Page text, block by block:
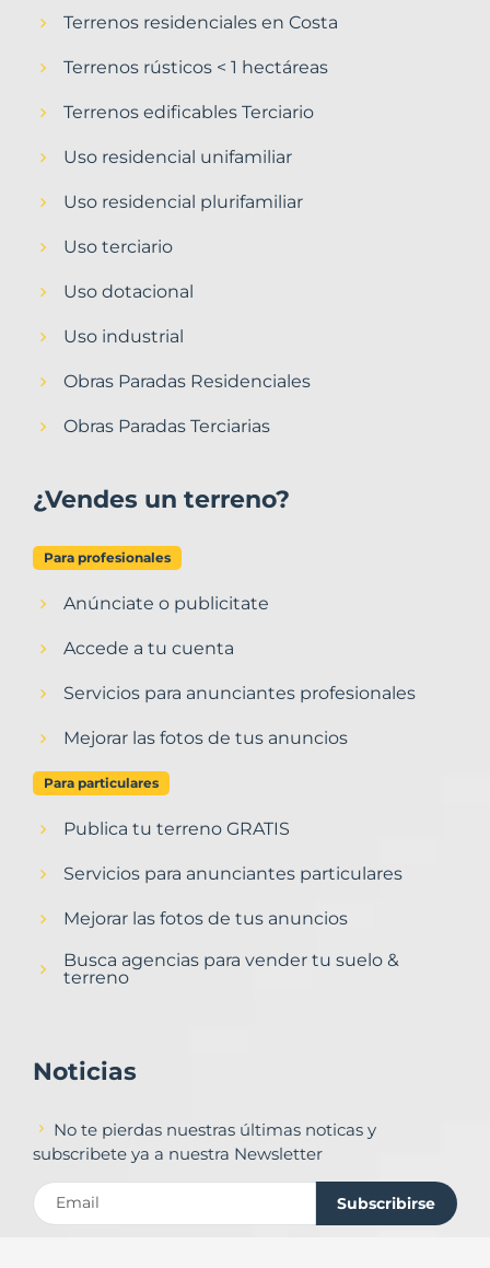
Terrenos residenciales en Costa
Terrenos rústicos < 1 hectáreas
Terrenos edificables Terciario
Uso residencial unifamiliar
Uso residencial plurifamiliar
Uso terciario
Uso dotacional
Uso industrial
Obras Paradas Residenciales
Obras Paradas Terciarias
¿Vendes un terreno?
Para profesionales
Anúnciate o publicitate
Accede a tu cuenta
Servicios para anunciantes profesionales
Mejorar las fotos de tus anuncios
Para particulares
Publica tu terreno GRATIS
Servicios para anunciantes particulares
Mejorar las fotos de tus anuncios
Busca agencias para vender tu suelo &
terreno
Noticias
No te pierdas nuestras últimas noticas y
subscribete ya a nuestra Newsletter
Subscribirse